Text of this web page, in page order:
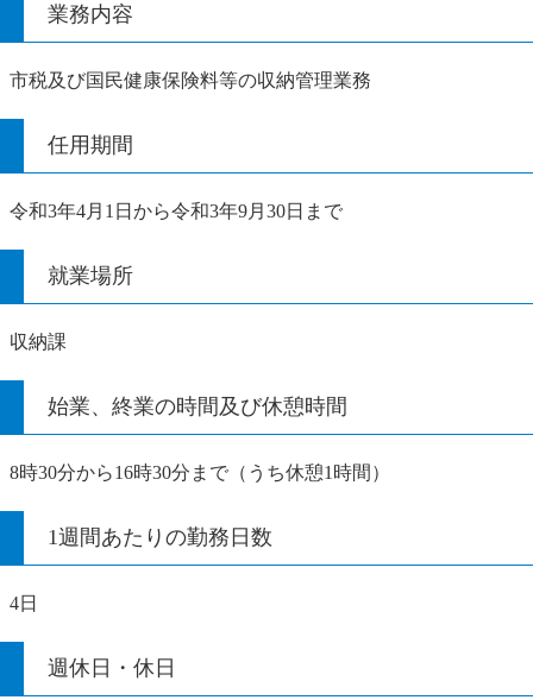
業務内容
市税及び国民健康保険料等の収納管理業務
任用期間
令和3年4月1日から令和3年9月30日まで
就業場所
収納課
始業、終業の時間及び休憩時間
8時30分から16時30分まで（うち休憩1時間）
1週間あたりの勤務日数
4日
週休日・休日